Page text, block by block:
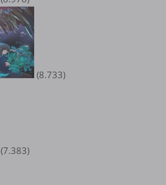
(8.733)
(7.383)